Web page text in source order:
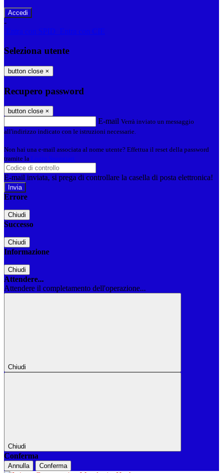
-
Entra con SPID
Entra con CIE
Seleziona utente
button close ×
Recupero password
button close ×
E-mail Verrà inviato un messaggio
all'indirizzo indicato con le istruzioni necessarie.
Non hai una e-mail associata al nome utente? Effettua il reset della password
tramite la Login Spaggiari
E-mail inviata, si prega di controllare la casella di posta elettronica!
Errore
Chiudi
Successo
Chiudi
Informazione
Chiudi
Attendere...
Attendere il completamento dell'operazione...
Chiudi
Chiudi
Conferma
Annulla Conferma